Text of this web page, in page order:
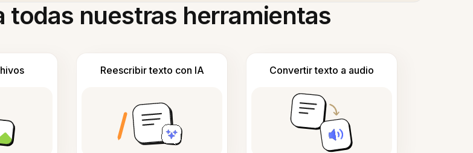
todas nuestras herramientas
Reescribir texto con IA Convertir texto a audio